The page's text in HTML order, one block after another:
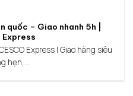
– Giao nhanh 5h |
Express
Express | Giao hàng siêu
hẹn,...